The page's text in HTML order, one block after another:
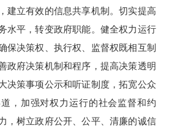
建立有效的信息共享机制。切实提高
水平，转变政府职能。健全权力运行
保决策权、执行权、监督权既相互制
政府决策机制和程序，提高决策透明
决策事项公示和听证制度，拓宽公众
，加强对权力运行的社会监督和约
，树立政府公开、公平、清廉的诚信